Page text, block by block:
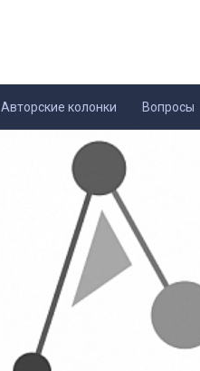
Авторские колонки Вопросы